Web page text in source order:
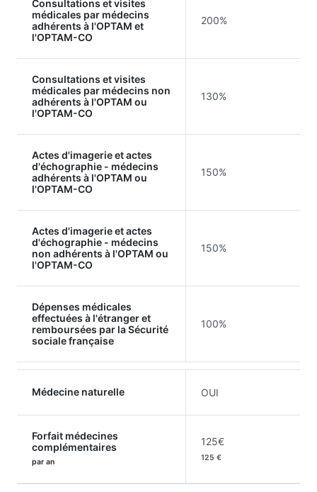
Consultations et visites
médicales par médecins
adhérents à l'OPTAM et
l'OPTAM-CO
200%
Consultations et visites
médicales par médecins non
adhérents à l'OPTAM ou
l'OPTAM-CO
130%
Actes d'imagerie et actes
d'échographie - médecins
adhérents à l'OPTAM ou
l'OPTAM-CO
150%
Actes d'imagerie et actes
d'échographie - médecins
non adhérents à l'OPTAM ou
l'OPTAM-CO
150%
Dépenses médicales
effectuées à l'étranger et
remboursées par la Sécurité
sociale française
100%
Médecine naturelle OUI
Forfait médecines
complémentaires
par an
125€
125 €